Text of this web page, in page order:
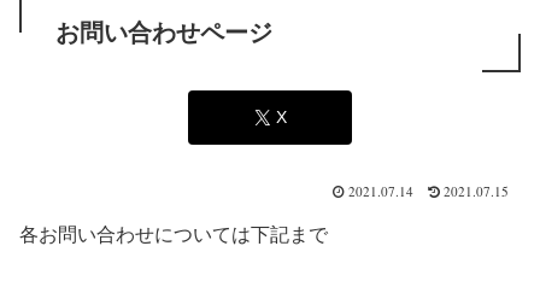
お問い合わせページ
X
2021.07.14 2021.07.15
各お問い合わせについては下記まで